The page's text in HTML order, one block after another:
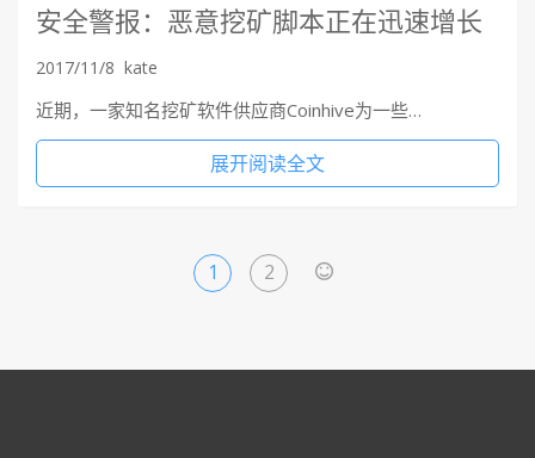
安全警报：恶意挖矿脚本正在迅速增长
2017/11/8 kate
近期，一家知名挖矿软件供应商Coinhive为一些…
展开阅读全文
1 2